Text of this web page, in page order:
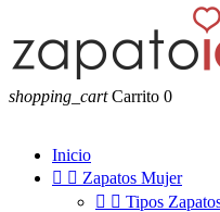
shopping_cart Carrito 0
Inicio
  Zapatos Mujer
  Tipos